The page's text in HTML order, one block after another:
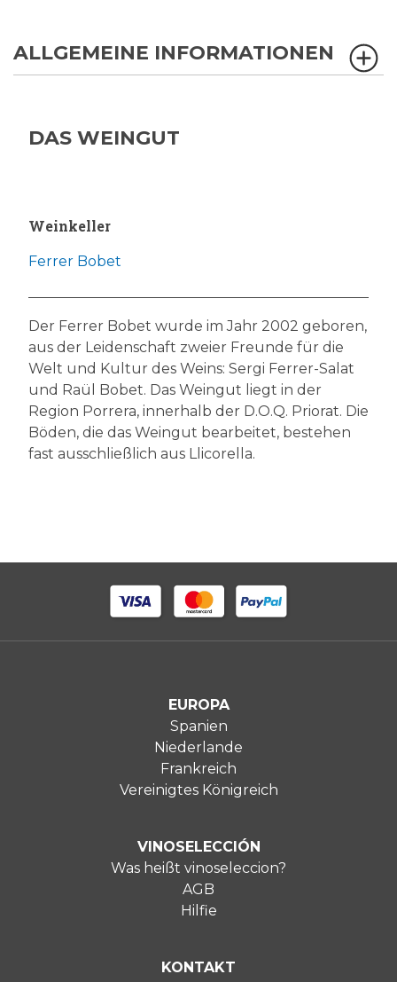
ALLGEMEINE INFORMATIONEN
DAS WEINGUT
Weinkeller
Ferrer Bobet
Der Ferrer Bobet wurde im Jahr 2002 geboren,
aus der Leidenschaft zweier Freunde für die
Welt und Kultur des Weins: Sergi Ferrer-Salat
und Raül Bobet. Das Weingut liegt in der
Region Porrera, innerhalb der D.O.Q. Priorat. Die
Böden, die das Weingut bearbeitet, bestehen
fast ausschließlich aus Llicorella.
EUROPA
Spanien
Niederlande
Frankreich
Vereinigtes Königreich
VINOSELECCIÓN
Was heißt vinoseleccion?
AGB
Hilfie
KONTAKT